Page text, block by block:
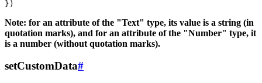
Note: for an attribute of the "Text" type, its value is a string (in
quotation marks), and for an attribute of the "Number" type, it
is a number (without quotation marks).
setCustomData#